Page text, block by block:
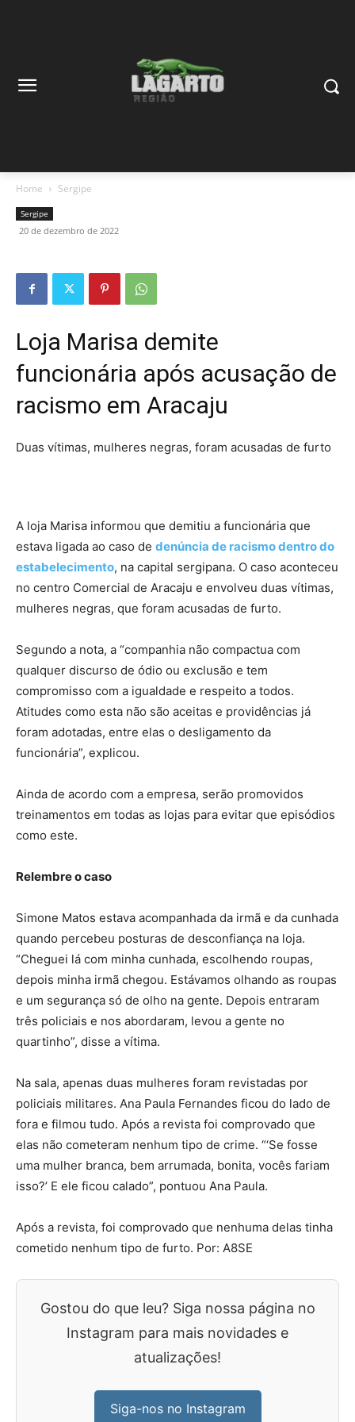
Home Sergipe
Sergipe
20 de dezembro de 2022
Loja Marisa demite
funcionária após acusação de
racismo em Aracaju
Duas vítimas, mulheres negras, foram acusadas de furto
A loja Marisa informou que demitiu a funcionária que
estava ligada ao caso de denúncia de racismo dentro do
estabelecimento, na capital sergipana. O caso aconteceu
no centro Comercial de Aracaju e envolveu duas vítimas,
mulheres negras, que foram acusadas de furto.
Segundo a nota, a “companhia não compactua com
qualquer discurso de ódio ou exclusão e tem
compromisso com a igualdade e respeito a todos.
Atitudes como esta não são aceitas e providências já
foram adotadas, entre elas o desligamento da
funcionária”, explicou.
Ainda de acordo com a empresa, serão promovidos
treinamentos em todas as lojas para evitar que episódios
como este.
Relembre o caso
Simone Matos estava acompanhada da irmã e da cunhada
quando percebeu posturas de desconfiança na loja.
“Cheguei lá com minha cunhada, escolhendo roupas,
depois minha irmã chegou. Estávamos olhando as roupas
e um segurança só de olho na gente. Depois entraram
três policiais e nos abordaram, levou a gente no
quartinho”, disse a vítima.
Na sala, apenas duas mulheres foram revistadas por
policiais militares. Ana Paula Fernandes ficou do lado de
fora e filmou tudo. Após a revista foi comprovado que
elas não cometeram nenhum tipo de crime. “‘Se fosse
uma mulher branca, bem arrumada, bonita, vocês fariam
isso?’ E ele ficou calado”, pontuou Ana Paula.
Após a revista, foi comprovado que nenhuma delas tinha
cometido nenhum tipo de furto. Por: A8SE
Gostou do que leu? Siga nossa página no
Instagram para mais novidades e
atualizações!
Siga-nos no Instagram